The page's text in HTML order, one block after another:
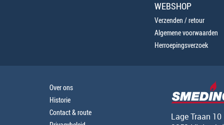
WEBSHOP
Verzenden / retour
Algemene voorwaarden
Herroepingsverzoek
Over ons
Historie
Contact & route
Lage Traan 10